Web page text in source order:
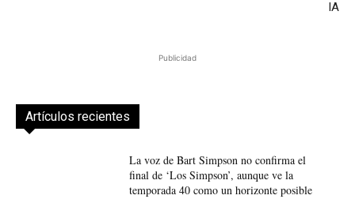
IA
Publicidad
Artículos recientes
La voz de Bart Simpson no confirma el
final de ‘Los Simpson’, aunque ve la
temporada 40 como un horizonte posible